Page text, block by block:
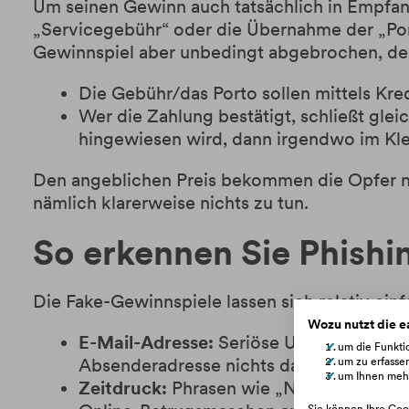
Wozu nutzt die
um die
um zu
um Ihnen
Um seinen Gewinn auch tatsächlich in
„Servicegebühr“ oder die Übernahme der
Gewinnspiel aber unbedingt abgebrochen,
Die Gebühr/das Porto sollen mittels
Wer die Zahlung bestätigt, schließt
hingewiesen wird, dann irgendwo im
Den angeblichen Preis bekommen die Opfer
nämlich klarerweise nichts zu tun.
So erkennen Sie
Die Fake-Gewinnspiele lassen sich relativ
E-Mail-Adresse: Seriöse Unternehmen
Absenderadresse nichts damit zu tun
Zeitdruck: Phrasen wie „Nur noch XY